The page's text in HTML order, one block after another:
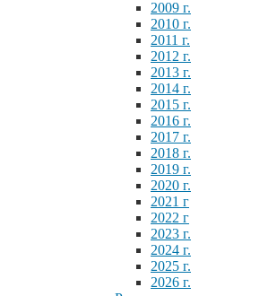
2009 г.
2010 г.
2011 г.
2012 г.
2013 г.
2014 г.
2015 г.
2016 г.
2017 г.
2018 г.
2019 г.
2020 г.
2021 г
2022 г
2023 г.
2024 г.
2025 г.
2026 г.